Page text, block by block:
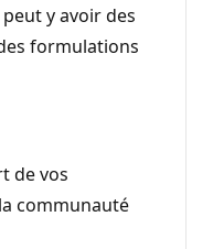
y avoir des
formulations
de vos
communauté